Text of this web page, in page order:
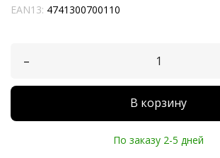
EAN13: 4741300700110
–
В корзину
По заказу 2-5 дней